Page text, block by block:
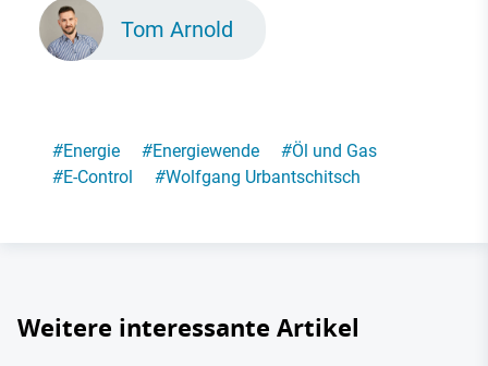
Tom Arnold
#Energie #Energiewende #Öl und Gas
#E-Control #Wolfgang Urbantschitsch
Weitere interessante Artikel